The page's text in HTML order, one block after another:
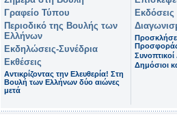
Γραφείο Τύπου
Περιοδικό της Βουλής των
Ελλήνων
Εκδηλώσεις-Συνέδρια
Εκθέσεις
Αντικρίζοντας την Ελευθερία! Στη
Βουλή των Ελλήνων δύο αιώνες
μετά
Εκδόσεις
Δημόσιοι